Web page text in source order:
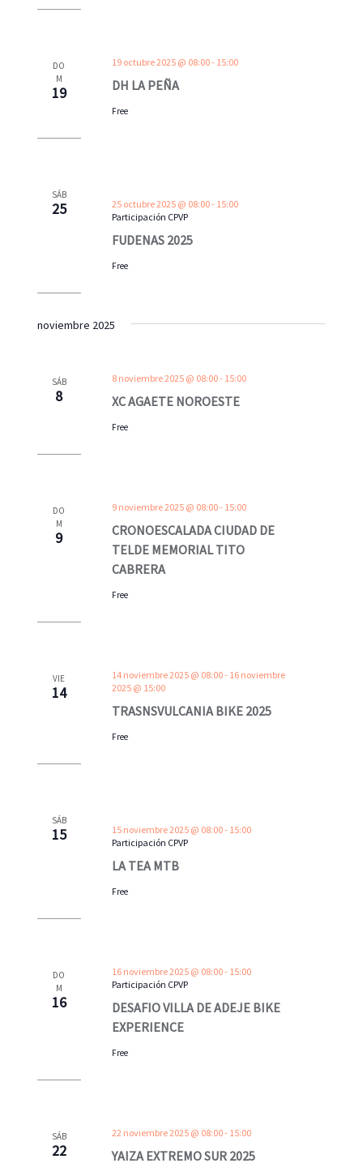
DO
M
19 DH LA PEÑA
19 octubre 2025 @ 08:00- 15:00
Free
SÁB
25
FUDENAS 2025
25 octubre 2025 @ 08:00- 15:00
Participación CPVP
Free
noviembre 2025
SÁB
8 XC AGAETE NOROESTE
8 noviembre 2025 @ 08:00- 15:00
Free
DO
M
9
CRONOESCALADA CIUDAD DE
TELDE MEMORIAL TITO
CABRERA
9 noviembre 2025 @ 08:00- 15:00
Free
VIE
14
TRASNSVULCANIA BIKE 2025
14 noviembre 2025 @ 08:00- 16 noviembre
2025 @ 15:00
Free
SÁB
15
LA TEA MTB
15 noviembre 2025 @ 08:00- 15:00
Participación CPVP
Free
DO
M
16
DESAFIO VILLA DE ADEJE BIKE
EXPERIENCE
16 noviembre 2025 @ 08:00- 15:00
Participación CPVP
Free
SÁB
22 YAIZA EXTREMO SUR 2025
22 noviembre 2025 @ 08:00- 15:00